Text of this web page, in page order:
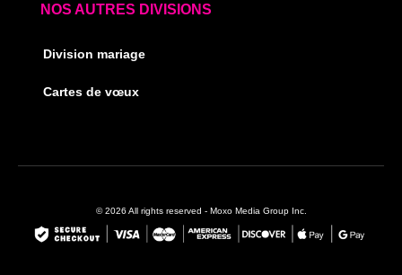
NOS AUTRES DIVISIONS
Division mariage
Cartes de vœux
© 2026 All rights reserved - Moxo Media Group Inc.